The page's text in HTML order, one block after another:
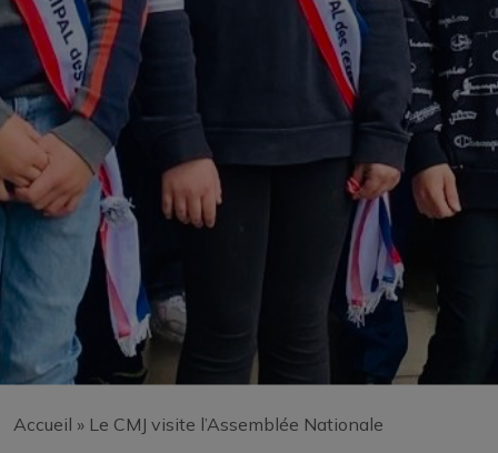
Accueil » Le CMJ visite l’Assemblée Nationale